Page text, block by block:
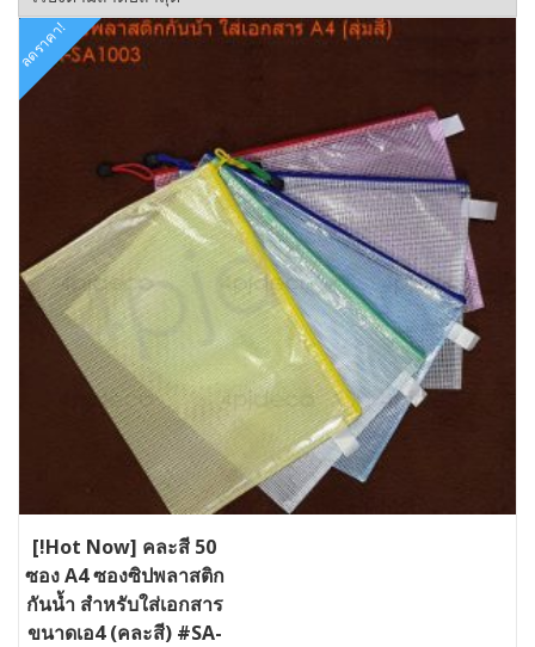
ลดราคา!
[!Hot Now] คละสี 50
ซอง A4 ซองซิปพลาสติก
กันน้ำ สำหรับใส่เอกสาร
ขนาดเอ4 (คละสี) #SA-